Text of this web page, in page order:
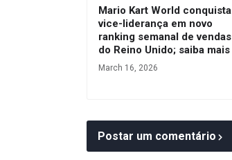
Mario Kart World conquista
vice-liderança em novo
ranking semanal de vendas
do Reino Unido; saiba mais
March 16, 2026
Postar um comentário